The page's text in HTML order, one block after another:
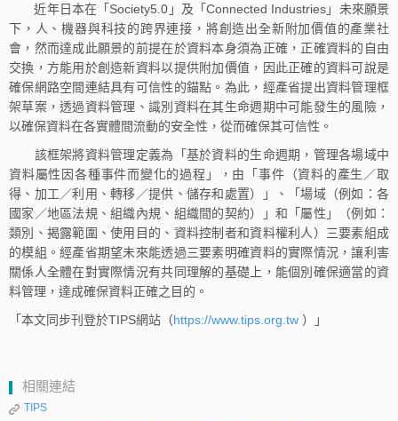
近年日本在「Society5.0」及「Connected Industries」未來願景
下，人、機器與科技的跨界連接，將創造出全新附加價值的產業社
會，然而達成此願景的前提在於資料本身須為正確，正確資料的自由
交換，方能用於創造新資料以提供附加價值，因此正確的資料可說是
確保網路空間連結具有可信性的錨點。為此，經產省提出資料管理框
架草案，透過資料管理、識別資料在其生命週期中可能發生的風險，
以確保資料在各實體間流動的安全性，從而確保其可信性。
該框架將資料管理定義為「基於資料的生命週期，管理各場域中
資料屬性因各種事件而變化的過程」，由「事件（資料的產生／取
得、加工／利用、轉移／提供、儲存和處置）」、「場域（例如：各
國家／地區法規、組織內規、組織間的契約）」和「屬性」（例如：
類別、揭露範圍、使用目的、資料控制者和資料權利人）三要素組成
的模組。經產省期望未來能透過三要素明確資料的實際情況，讓利害
關係人全體在對實際情況有共同理解的基礎上，能個別確保適當的資
料管理，達成確保資料正確之目的。
「本文同步刊登於TIPS網站（https://www.tips.org.tw ）」
相關連結
TIPS